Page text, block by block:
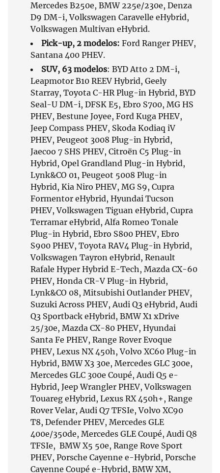
Mercedes B250e, BMW 225e/230e, Denza
D9 DM-i, Volkswagen Caravelle eHybrid,
Volkswagen Multivan eHybrid.
Pick-up, 2 modelos: Ford Ranger PHEV,
Santana 400 PHEV.
SUV, 63 modelos: BYD Atto 2 DM-i,
Leapmotor B10 REEV Hybrid, Geely
Starray, Toyota C-HR Plug-in Hybrid, BYD
Seal-U DM-i, DFSK E5, Ebro S700, MG HS
PHEV, Bestune Joyee, Ford Kuga PHEV,
Jeep Compass PHEV, Skoda Kodiaq iV
PHEV, Peugeot 3008 Plug-in Hybrid,
Jaecoo 7 SHS PHEV, Citroën C5 Plug-in
Hybrid, Opel Grandland Plug-in Hybrid,
Lynk&CO 01, Peugeot 5008 Plug-in
Hybrid, Kia Niro PHEV, MG S9, Cupra
Formentor eHybrid, Hyundai Tucson
PHEV, Volkswagen Tiguan eHybrid, Cupra
Terramar eHybrid, Alfa Romeo Tonale
Plug-in Hybrid, Ebro S800 PHEV, Ebro
S900 PHEV, Toyota RAV4 Plug-in Hybrid,
Volkswagen Tayron eHybrid, Renault
Rafale Hyper Hybrid E-Tech, Mazda CX-60
PHEV, Honda CR-V Plug-in Hybrid,
Lynk&CO 08, Mitsubishi Outlander PHEV,
Suzuki Across PHEV, Audi Q3 eHybrid, Audi
Q3 Sportback eHybrid, BMW X1 xDrive
25/30e, Mazda CX-80 PHEV, Hyundai
Santa Fe PHEV, Range Rover Evoque
PHEV, Lexus NX 450h, Volvo XC60 Plug-in
Hybrid, BMW X3 30e, Mercedes GLC 300e,
Mercedes GLC 300e Coupé, Audi Q5 e-
Hybrid, Jeep Wrangler PHEV, Volkswagen
Touareg eHybrid, Lexus RX 450h+, Range
Rover Velar, Audi Q7 TFSIe, Volvo XC90
T8, Defender PHEV, Mercedes GLE
400e/350de, Mercedes GLE Coupé, Audi Q8
TFSIe, BMW X5 50e, Range Rove Sport
PHEV, Porsche Cayenne e-Hybrid, Porsche
Cayenne Coupé e-Hybrid, BMW XM,